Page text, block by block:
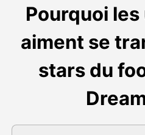
Pourquoi
aiment se
stars du